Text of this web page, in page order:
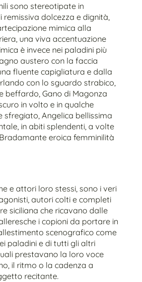
sono stereotipate in
dolcezza e dignità,
mimica alla
una viva accentuazione
è invece nei paladini più
austero con la faccia
fluente capigliatura e dalla
con lo sguardo strabico,
beffardo, Gano di Magonza
in volto e in qualche
sfregiato, Angelica bellissima
in abiti splendenti, a volte
eroica femminilità
e attori loro stessi, sono i veri
autori colti e completi
siciliana che ricavano dalle
i copioni da portare in
scenografico come
paladini e di tutti gli altri
prestavano la loro voce
il ritmo o la cadenza a
recitante.